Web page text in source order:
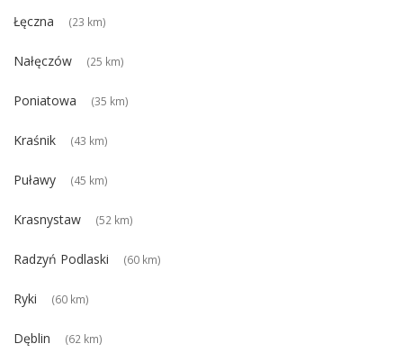
Łęczna (23 km)
Nałęczów (25 km)
Poniatowa (35 km)
Kraśnik (43 km)
Puławy (45 km)
Krasnystaw (52 km)
Radzyń Podlaski (60 km)
Ryki (60 km)
Dęblin (62 km)